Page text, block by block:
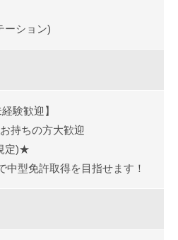
ーション)
験歓迎】
持ちの方大歓迎
定)★
中型免許取得を目指せます！